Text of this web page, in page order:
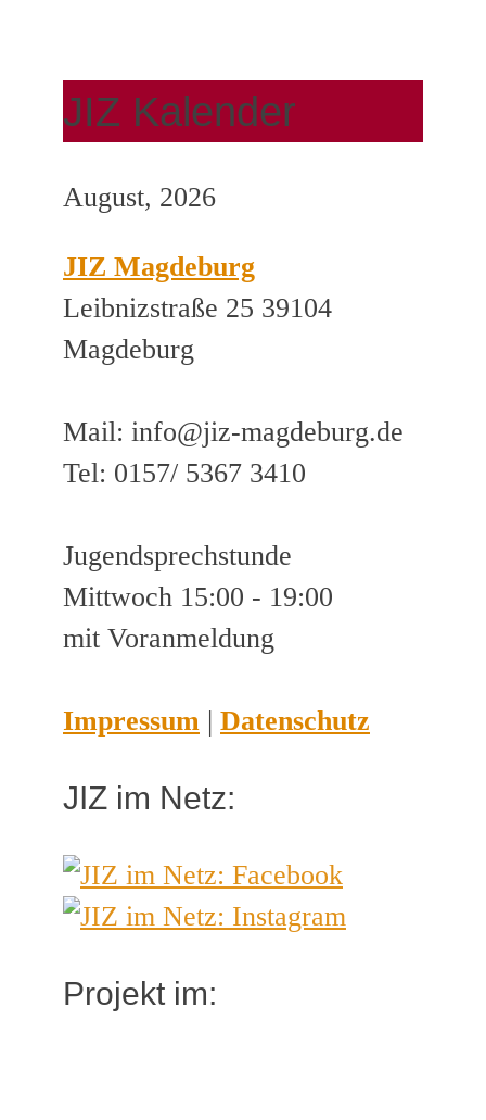
JIZ Kalender
August, 2026
JIZ Magdeburg
Leibnizstraße 25 39104
Magdeburg
Mail: info@jiz-magdeburg.de
Tel: 0157/ 5367 3410
Jugendsprechstunde
Mittwoch 15:00 - 19:00
mit Voranmeldung
Impressum | Datenschutz
JIZ im Netz:
Projekt im: